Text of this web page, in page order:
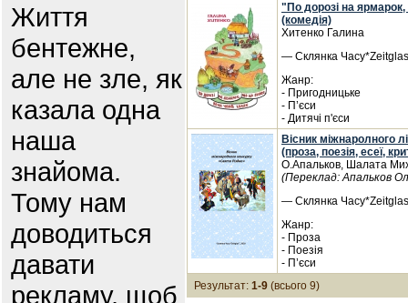
Життя
бентежне,
але не зле, як
казала одна
наша
знайома.
Тому нам
доводиться
давати
рекламу, щоб
"По дорозі на
(комедія)
Хитенко Галина
— Склянка
Жанр:
- Пригодницьке
- П’єси
- Дитячі п'єси
Вісник міжнаролного
(проза, поезія, есеї,
О.Апальков, Шалата
(Переклад: Апальков
— Склянка
Жанр:
- Проза
- Поезія
- П’єси
Результат: 1-9 (всього 9)